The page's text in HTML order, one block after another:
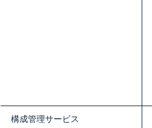
構成管理サービス